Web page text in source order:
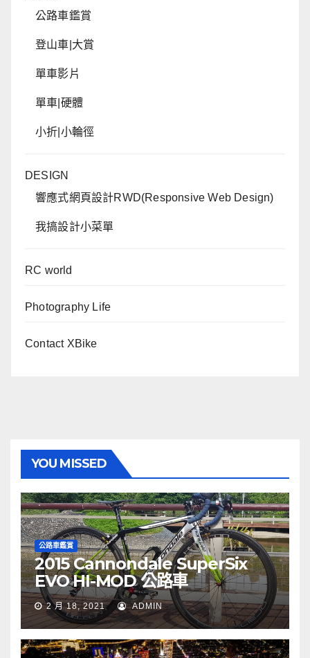
公路車鑑賞
登山車|大賞
單車影片
單車|硬體
小折|小輪徑
DESIGN
響應式網頁設計RWD(Responsive Web Design)
我搞設計小菜單
RC world
Photography Life
Contact XBike
YOU MISSED
公路車鑑賞
2015 Cannondale SuperSix
EVO HI-MOD 公路車
2 月 18, 2021 ADMIN